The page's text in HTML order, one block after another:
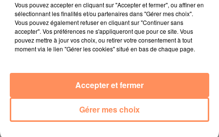
Vous pouvez accepter en cliquant sur "Accepter et fermer", ou affiner en
sélectionnant les finalités et/ou partenaires dans "Gérer mes choix".
Vous pouvez également refuser en cliquant sur "Continuer sans
accepter". Vos préférences ne s'appliqueront que pour ce site. Vous
pouvez mettre à jour vos choix, ou retirer votre consentement à tout
moment via le lien "Gérer les cookies" situé en bas de chaque page.
Gérer mes choix
Accepter et fermer